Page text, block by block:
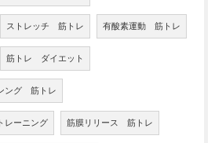
ストレッチ 筋トレ 有酸素運動 筋トレ
筋トレ ダイエット
ング 筋トレ
レーニング 筋膜リリース 筋トレ